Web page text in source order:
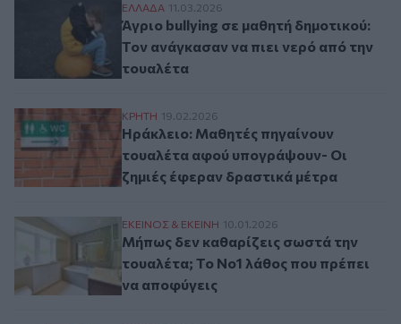
Άγριο bullying σε μαθητή δημοτικού: Τον
ΕΛΛAΔΑ 11.03.2026
Άγριο bullying σε μαθητή δημοτικού:
Τον ανάγκασαν να πιει νερό από την
τουαλέτα
Ηράκλειο: Μαθητές πηγαίνουν
ΚΡΗΤΗ 19.02.2026
Ηράκλειο: Μαθητές πηγαίνουν
τουαλέτα αφού υπογράψουν- Οι
ζημιές έφεραν δραστικά μέτρα
Μήπως δεν καθαρίζεις σωστά την
ΕΚΕΙΝΟΣ & ΕΚΕΙΝΗ 10.01.2026
Μήπως δεν καθαρίζεις σωστά την
τουαλέτα; Το Νο1 λάθος που πρέπει
να αποφύγεις